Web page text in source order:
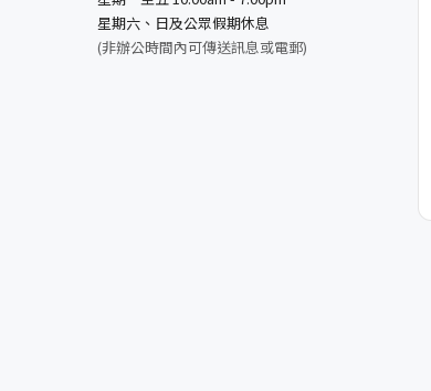
星期六、日及公眾假期休息
(非辦公時間內可傳送訊息或電郵)